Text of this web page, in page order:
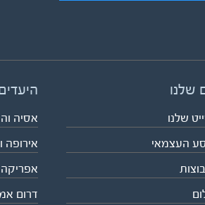
שלנו
שלנו
העצמאי
אסיה
אירופה
אפריקה
דרום